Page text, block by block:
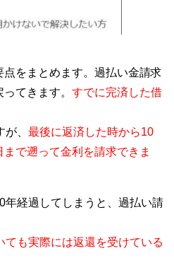
をまとめます。過払い金請求
てきます。 すでに完済した借
、 最後に返済した時から10
で遡って金利を請求できま
年経過してしまうと、過払い請
ても実際には返還を受けている